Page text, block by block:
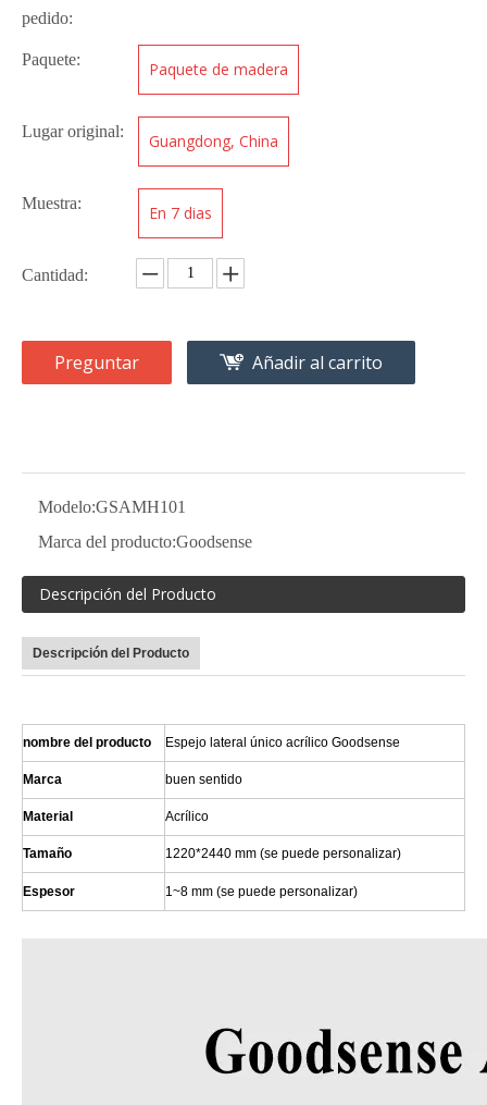
pedido:
Paquete: Paquete de madera
Lugar original: Guangdong, China
Muestra: En 7 dias
Cantidad:
Preguntar Añadir al carrito
Modelo:GSAMH101
Marca del producto:Goodsense
Descripción del Producto
Descripción del Producto
nombre del producto Espejo lateral único acrílico Goodsense
Marca buen sentido
Material Acrílico
Tamaño 1220*2440 mm (se puede personalizar)
Espesor 1~8 mm (se puede personalizar)